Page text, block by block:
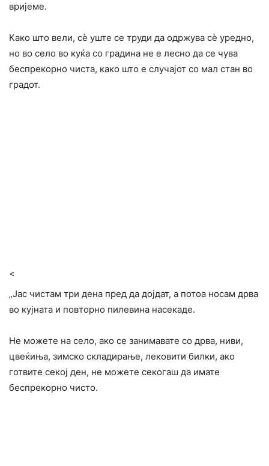
вријеме.
Како што вели, сè уште се труди да одржува сè уредно,
но во село во куќа со градина не е лесно да се чува
беспрекорно чиста, како што е случајот со мал стан во
градот.
<
„Јас чистам три дена пред да дојдат, а потоа носам дрва
во кујната и повторно пилевина насекаде.
Не можете на село, ако се занимавате со дрва, ниви,
цвеќиња, зимско складирање, лековити билки, ако
готвите секој ден, не можете секогаш да имате
беспрекорно чисто.